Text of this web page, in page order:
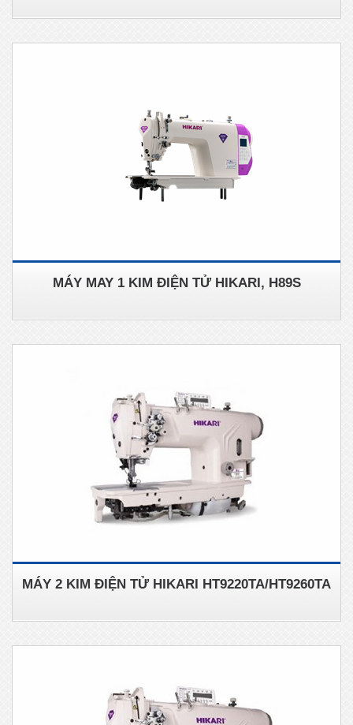
MÁY MAY 1 KIM ĐIỆN TỬ HIKARI, H89S
MÁY 2 KIM ĐIỆN TỬ HIKARI HT9220TA/HT9260TA